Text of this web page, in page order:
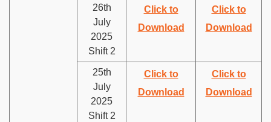
26th
July
2025
Shift 2
Click to
Download
Click to
Download
25th
July
2025
Shift 2
Click to
Download
Click to
Download